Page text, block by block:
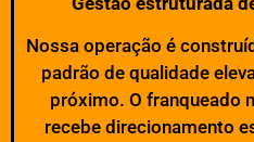
Nossa operação é
padrão de qualidade
próximo. O franqueado
recebe direcionamento